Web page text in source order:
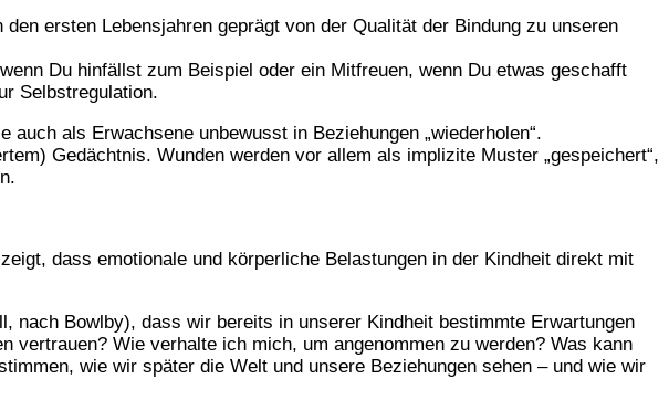
ersten Lebensjahren geprägt von der Qualität der Bindung zu unseren
Du hinfällst zum Beispiel oder ein Mitfreuen, wenn Du etwas geschafft
Selbstregulation.
als Erwachsene unbewusst in Beziehungen „wiederholen“.
Gedächtnis. Wunden werden vor allem als implizite Muster „gespeichert“,
dass emotionale und körperliche Belastungen in der Kindheit direkt mit
nach Bowlby), dass wir bereits in unserer Kindheit bestimmte Erwartungen
vertrauen? Wie verhalte ich mich, um angenommen zu werden? Was kann
wie wir später die Welt und unsere Beziehungen sehen – und wie wir